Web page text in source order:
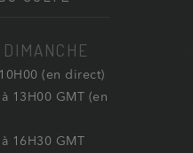
(en direct)
13H00 GMT (en
16H30 GMT